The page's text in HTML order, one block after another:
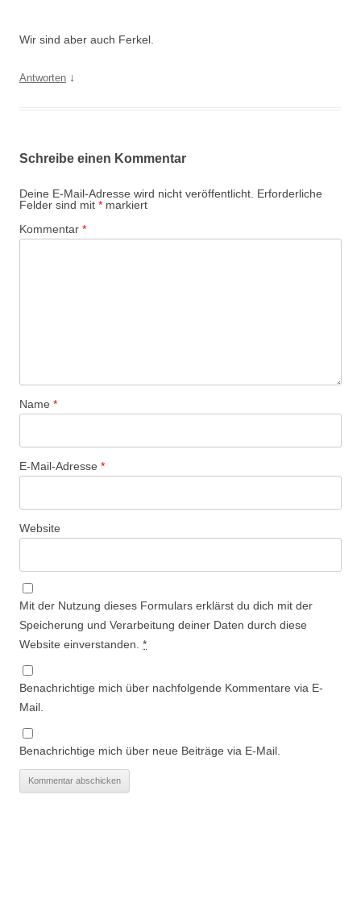
Wir sind aber auch Ferkel.
Antworten ↓
Schreibe einen Kommentar
Deine E-Mail-Adresse wird nicht veröffentlicht. Erforderliche
Felder sind mit * markiert
Kommentar *
Name *
E-Mail-Adresse *
Website
Mit der Nutzung dieses Formulars erklärst du dich mit der
Speicherung und Verarbeitung deiner Daten durch diese
Website einverstanden. *
Benachrichtige mich über nachfolgende Kommentare via E-
Mail.
Benachrichtige mich über neue Beiträge via E-Mail.